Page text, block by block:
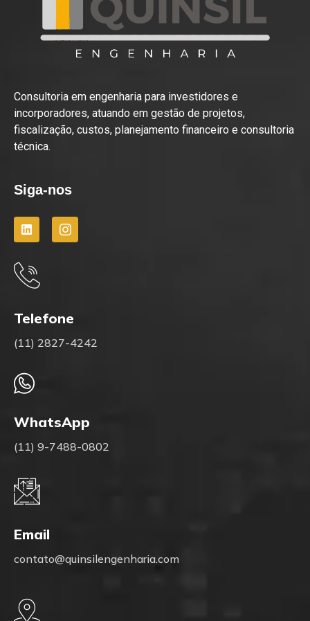
Consultoria em engenharia para investidores e
incorporadores, atuando em gestão de projetos,
fiscalização, custos, planejamento financeiro e consultoria
técnica.
Siga-nos
Telefone
(11) 2827-4242
WhatsApp
(11) 9-7488-0802
Email
contato@quinsilengenharia.com